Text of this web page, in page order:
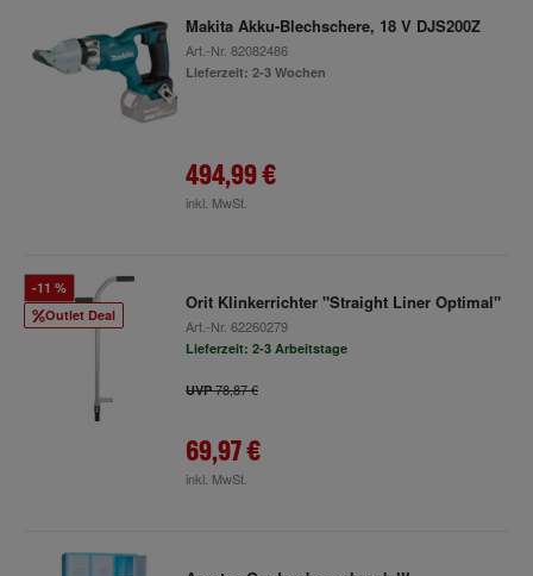
Makita Akku-Blechschere, 18 V DJS200Z
Art.-Nr. 82082486
Lieferzeit: 2-3 Wochen
494,99 €
inkl. MwSt.
Outlet Deal
-11 %
Orit Klinkerrichter "Straight Liner Optimal"
Art.-Nr. 62260279
Lieferzeit: 2-3 Arbeitstage
UVP78,87 €
69,97 €
inkl. MwSt.